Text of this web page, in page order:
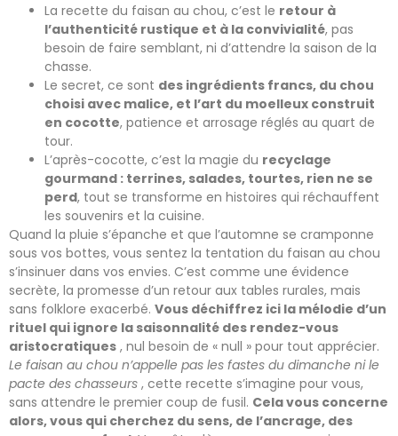
La recette du faisan au chou, c’est le retour à
l’authenticité rustique et à la convivialité, pas
besoin de faire semblant, ni d’attendre la saison de la
chasse.
Le secret, ce sont des ingrédients francs, du chou
choisi avec malice, et l’art du moelleux construit
en cocotte, patience et arrosage réglés au quart de
tour.
L’après-cocotte, c’est la magie du recyclage
gourmand : terrines, salades, tourtes, rien ne se
perd, tout se transforme en histoires qui réchauffent
les souvenirs et la cuisine.
Quand la pluie s’épanche et que l’automne se cramponne
sous vos bottes, vous sentez la tentation du faisan au chou
s’insinuer dans vos envies. C’est comme une évidence
secrète, la promesse d’un retour aux tables rurales, mais
sans folklore exacerbé. Vous déchiffrez ici la mélodie d’un
rituel qui ignore la saisonnalité des rendez-vous
aristocratiques , nul besoin de « null » pour tout apprécier.
Le faisan au chou n’appelle pas les fastes du dimanche ni le
pacte des chasseurs , cette recette s’imagine pour vous,
sans attendre le premier coup de fusil. Cela vous concerne
alors, vous qui cherchez du sens, de l’ancrage, des